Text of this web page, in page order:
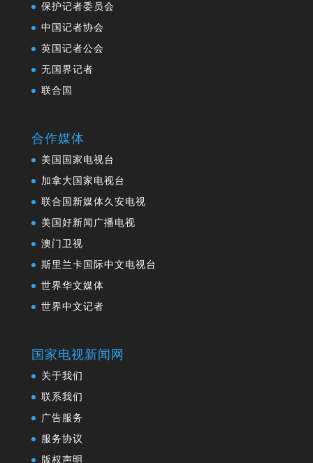
保护记者委员会
中国记者协会
英国记者公会
无国界记者
联合国
合作媒体
美国国家电视台
加拿大国家电视台
联合国新媒体久安电视
美国好新闻广播电视
澳门卫视
斯里兰卡国际中文电视台
世界华文媒体
世界中文记者
国家电视新闻网
关于我们
联系我们
广告服务
服务协议
版权声明